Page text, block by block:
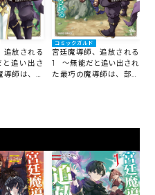
追放される
追い出さ
導師は、部
コミックガルド
宮廷魔導師、追放される
1 ～無能だと追い出され
た最巧の魔導師は、部下